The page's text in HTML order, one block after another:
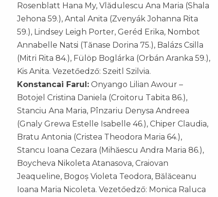
Rosenblatt Hana My, Vlădulescu Ana Maria (Shala
Jehona 59.), Antal Anita (Zvenyák Johanna Rita
59.), Lindsey Leigh Porter, Geréd Erika, Nombot
Annabelle Natsi (Tănase Dorina 75.), Balázs Csilla
(Mitri Rita 84.), Fülöp Boglárka (Orbán Aranka 59.),
Kis Anita. Vezetőedző: Szeitl Szilvia.
Konstancai Farul: Onyango Lilian Awour –
Botojel Cristina Daniela (Croitoru Tabita 86.),
Stanciu Ana Maria, Pînzariu Denysa Andreea
(Gnaly Grewa Estelle Isabelle 46.), Chiper Claudia,
Bratu Antonia (Cristea Theodora Maria 64.),
Stancu Ioana Cezara (Mihăescu Andra Maria 86.),
Boycheva Nikoleta Atanasova, Craiovan
Jeaqueline, Bogoș Violeta Teodora, Bălăceanu
Ioana Maria Nicoleta. Vezetőedző: Monica Raluca